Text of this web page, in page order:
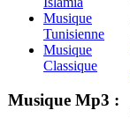
Musique
Tunisienne
Musique
Classique
Musique Mp3 :